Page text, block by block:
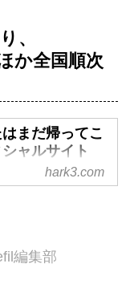
、
か全国順次
まだ帰ってこ
ャルサイト
言われたマルグリ
藤を戦争の記憶
hark3.com
編集部